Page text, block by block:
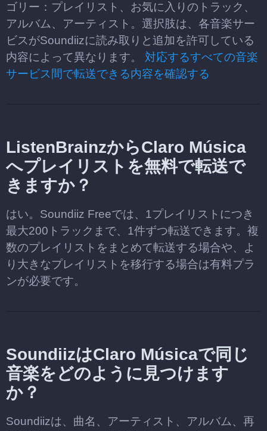
ゴリー：プレイリスト、お気に入りのトラック、
アルバム、アーティスト。選択肢は、各音楽サー
ビスがSoundiizに読み取りと追加を許可している
内容によって異なります。 対応するすべての音楽
サービス間で転送できる内容を確認する
ListenBrainzからClaro Música
へプレイリストを無料で転送で
きますか？
はい。Soundiiz Freeでは、1プレイリストにつき
最大200トラックまで、1件ずつ転送できます。複
数のプレイリストをまとめて転送する場合や、よ
り大きなプレイリストを移行する場合は有料プラ
ンが必要です。
SoundiizはClaro Músicaで同じ
音楽をどのように見つけます
か？
Soundiizは、曲名、アーティスト、アルバム、再